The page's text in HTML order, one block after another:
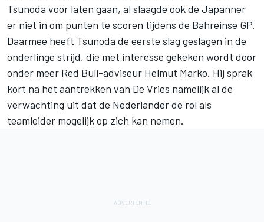
Tsunoda voor laten gaan, al slaagde ook de Japanner
er niet in om punten te scoren tijdens de Bahreinse GP.
Daarmee heeft Tsunoda de eerste slag geslagen in de
onderlinge strijd, die met interesse gekeken wordt door
onder meer Red Bull-adviseur Helmut Marko. Hij sprak
kort na het aantrekken van De Vries namelijk al de
verwachting uit dat de Nederlander de rol als
teamleider mogelijk op zich kan nemen.